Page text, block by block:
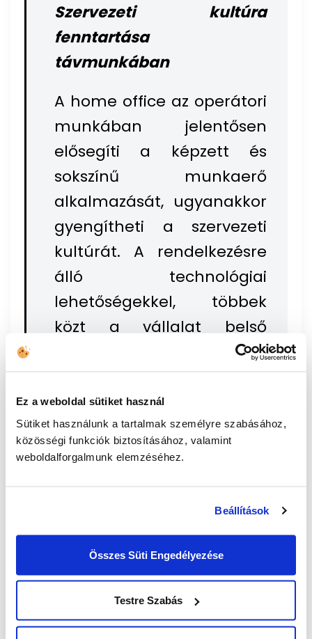
Ez a weboldal sütiket használ
Sütiket használunk a tartalmak személyre szabásához,
közösségi funkciók biztosításához, valamint
weboldalforgalmunk elemzéséhez.
Beállítások
Összes Süti Engedélyezése
Testre Szabás
Szervezeti kultúra
fenntartása
távmunkában
A home office az operátori
munkában jelentősen
elősegíti a képzett és
sokszínű munkaerő
alkalmazását, ugyanakkor
gyengítheti a szervezeti
kultúrát. A rendelkezésre
álló technológiai
lehetőségekkel, többek
közt a vállalat belső
folyamatait is támogató
alapú megoldásokkal
azonbankiépíthető egy
olyan erős kommunikációs
, amely rendszeres
versenyek, képzések és
különféle motivációs
kezdeményezések révén
szoros kapcsolatot biztosít